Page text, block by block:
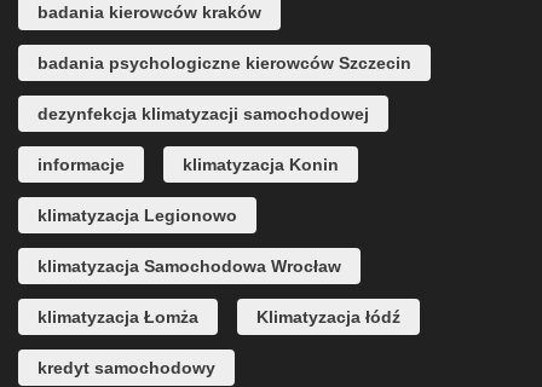
badania kierowców kraków
badania psychologiczne kierowców Szczecin
dezynfekcja klimatyzacji samochodowej
informacje klimatyzacja Konin
klimatyzacja Legionowo
klimatyzacja Samochodowa Wrocław
klimatyzacja Łomża Klimatyzacja łódź
kredyt samochodowy